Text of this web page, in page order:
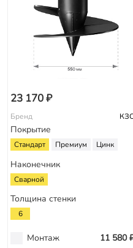
23 170 ₽
Бренд
Покрытие
Стандарт Премиум Цинк
Наконечник
Сварной
Толщина стенки
6
Монтаж 11 580